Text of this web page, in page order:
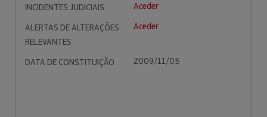
INCIDENTES JUDICIAIS
Aceder
ALERTAS DE ALTERAÇÕES
RELEVANTES
Aceder
DATA DE CONSTITUIÇÃO 2009/11/05